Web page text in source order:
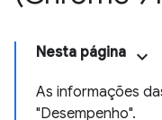
Nesta página
As informações
"Desempenho".